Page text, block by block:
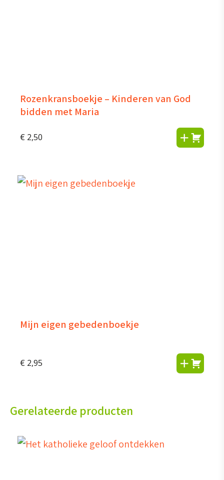
Rozenkransboekje – Kinderen van God
bidden met Maria
€ 2,50
Mijn eigen gebedenboekje
€ 2,95
Gerelateerde producten